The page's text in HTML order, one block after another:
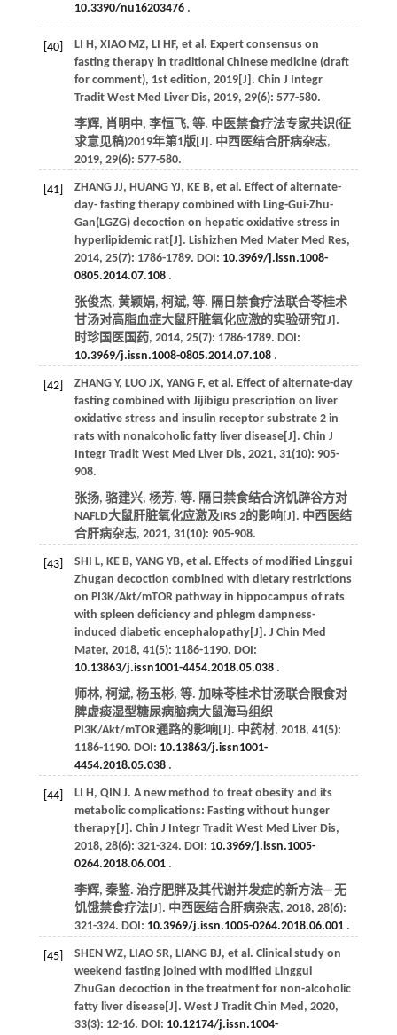
10.3390/nu16203476.
[40] LI H, XIAO MZ, LI HF, et al . Expert consensus on
fasting therapy in traditional Chinese medicine (draft
for comment), 1st edition, 2019[J]. Chin J Integr
Tradit West Med Liver Dis, 2019, 29(6): 577-580.
李辉, 肖明中, 李恒飞, 等. 中医禁食疗法专家共识(征
求意见稿)2019年第1版[J]. 中西医结合肝病杂志,
2019, 29(6): 577-580.
[41] ZHANG JJ, HUANG YJ, KE B, et al . Effect of alternate-
day- fasting therapy combined with Ling-Gui-Zhu-
Gan(LGZG) decoction on hepatic oxidative stress in
hyperlipidemic rat[J]. Lishizhen Med Mater Med Res,
2014, 25(7): 1786-1789. DOI: 10.3969/j.issn.1008-
0805.2014.07.108.
张俊杰, 黄颖娟, 柯斌, 等. 隔日禁食疗法联合苓桂术
甘汤对高脂血症大鼠肝脏氧化应激的实验研究[J].
时珍国医国药, 2014, 25(7): 1786-1789. DOI:
10.3969/j.issn.1008-0805.2014.07.108.
[42] ZHANG Y, LUO JX, YANG F, et al . Effect of alternate-day
fasting combined with Jijibigu prescription on liver
oxidative stress and insulin receptor substrate 2 in
rats with nonalcoholic fatty liver disease[J]. Chin J
Integr Tradit West Med Liver Dis, 2021, 31(10): 905-
908.
张扬, 骆建兴, 杨芳, 等. 隔日禁食结合济饥辟谷方对
NAFLD大鼠肝脏氧化应激及IRS 2的影响[J]. 中西医结
合肝病杂志, 2021, 31(10): 905-908.
[43] SHI L, KE B, YANG YB, et al . Effects of modified Linggui
Zhugan decoction combined with dietary restrictions
on PI3K/Akt/mTOR pathway in hippocampus of rats
with spleen deficiency and phlegm dampness-
induced diabetic encephalopathy[J]. J Chin Med
Mater, 2018, 41(5): 1186-1190. DOI:
10.13863/j.issn1001-4454.2018.05.038.
师林, 柯斌, 杨玉彬, 等. 加味苓桂术甘汤联合限食对
脾虚痰湿型糖尿病脑病大鼠海马组织
PI3K/Akt/mTOR通路的影响[J]. 中药材, 2018, 41(5):
1186-1190. DOI: 10.13863/j.issn1001-
4454.2018.05.038.
[44] LI H, QIN J. A new method to treat obesity and its
metabolic complications: Fasting without hunger
therapy[J]. Chin J Integr Tradit West Med Liver Dis,
2018, 28(6): 321-324. DOI: 10.3969/j.issn.1005-
0264.2018.06.001.
李辉, 秦鉴. 治疗肥胖及其代谢并发症的新方法—无
饥饿禁食疗法[J]. 中西医结合肝病杂志, 2018, 28(6):
321-324. DOI: 10.3969/j.issn.1005-0264.2018.06.001.
[45] SHEN WZ, LIAO SR, LIANG BJ, et al . Clinical study on
weekend fasting joined with modified Linggui
ZhuGan decoction in the treatment for non-alcoholic
fatty liver disease[J]. West J Tradit Chin Med , 2020,
33(3): 12-16. DOI: 10.12174/j.issn.1004-